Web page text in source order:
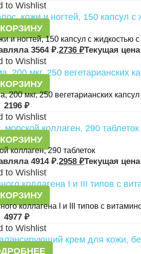
to Wishlist
и ногтей, 150 капсул с
3564 ₽.2736 ₽Текущая
to Wishlist
200 мкг, 250 вегетарианских капсул
2196 ₽
to Wishlist
коллаген, 290 таблеток
4914 ₽.2958 ₽Текущая
to Wishlist
коллагена I и III типов с
4977 ₽
to Wishlist